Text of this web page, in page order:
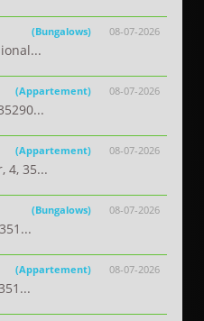
08-07-2026
(Bungalows)
08-07-2026
(Appartement)
08-07-2026
(Appartement)
4, 35...
08-07-2026
(Bungalows)
08-07-2026
(Appartement)